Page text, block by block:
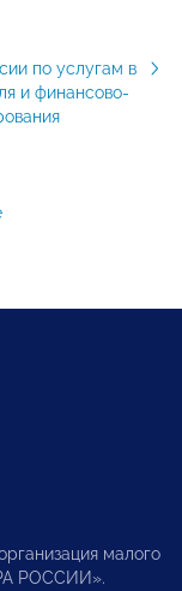
по услугам в
и финансово-
малого
РОССИИ».